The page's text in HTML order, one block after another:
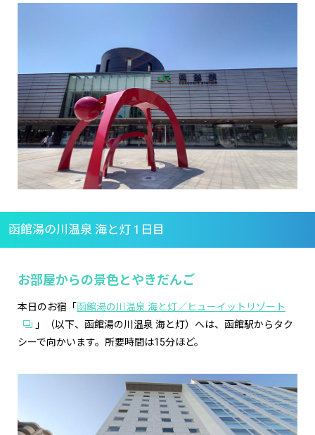
函館湯の川温泉 海と灯 1日目
お部屋からの景色とやきだんご
本日のお宿「 函館湯の川温泉 海と灯／ヒューイットリゾート
」（以下、函館湯の川温泉 海と灯）へは、函館駅からタク
シーで向かいます。所要時間は15分ほど。